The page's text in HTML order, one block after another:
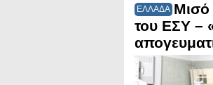
ΕΛΛΑΔΑ Μισό
του ΕΣΥ –